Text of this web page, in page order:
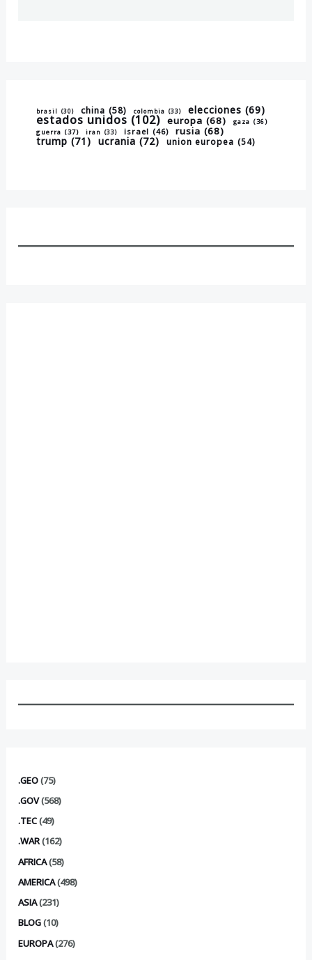
brasil (30) china (58) colombia (33) elecciones (69)
estados unidos (102) europa (68) gaza (36)
guerra (37) iran (33) israel (46) rusia (68)
trump (71) ucrania (72) union europea (54)
.GEO(75)
.GOV(568)
.TEC(49)
.WAR(162)
AFRICA(58)
AMERICA(498)
ASIA(231)
BLOG(10)
EUROPA(276)